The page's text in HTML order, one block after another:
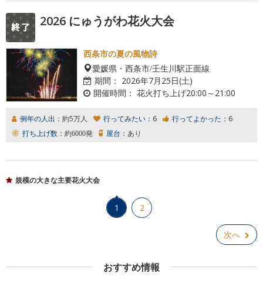
2026 にゅうがわ花火大会
西条市の夏の風物詩
愛媛県・西条市/壬生川駅正面線
期間： 2026年7月25日(土)
開催時間： 花火打ち上げ20:00～21:00
例年の人出： 約5万人 行ってみたい： 6 行ってよかった： 6
打ち上げ数： 約6000発 屋台： あり
規模の大きな主要花火大会
1 2
次へ
おすすめ情報